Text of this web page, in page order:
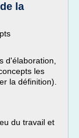
la
d'élaboration,
les
la définition).
du travail et